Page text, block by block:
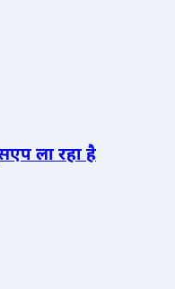
ला रहा है